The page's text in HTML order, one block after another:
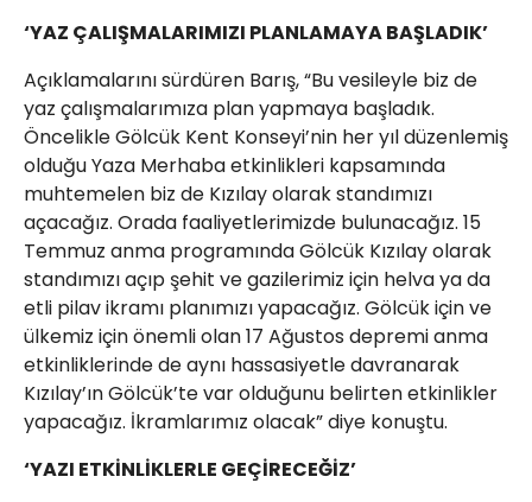
‘YAZ ÇALIŞMALARIMIZI PLANLAMAYA BAŞLADIK’
Açıklamalarını sürdüren Barış, “Bu vesileyle biz de
yaz çalışmalarımıza plan yapmaya başladık.
Öncelikle Gölcük Kent Konseyi’nin her yıl düzenlemiş
olduğu Yaza Merhaba etkinlikleri kapsamında
muhtemelen biz de Kızılay olarak standımızı
açacağız. Orada faaliyetlerimizde bulunacağız. 15
Temmuz anma programında Gölcük Kızılay olarak
standımızı açıp şehit ve gazilerimiz için helva ya da
etli pilav ikramı planımızı yapacağız. Gölcük için ve
ülkemiz için önemli olan 17 Ağustos depremi anma
etkinliklerinde de aynı hassasiyetle davranarak
Kızılay’ın Gölcük’te var olduğunu belirten etkinlikler
yapacağız. İkramlarımız olacak” diye konuştu.
‘YAZI ETKİNLİKLERLE GEÇİRECEĞİZ’